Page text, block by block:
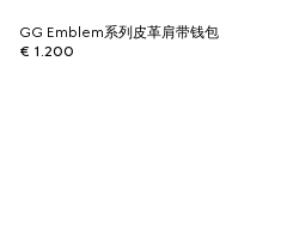
GG Emblem系列皮革肩带钱包
€ 1.200